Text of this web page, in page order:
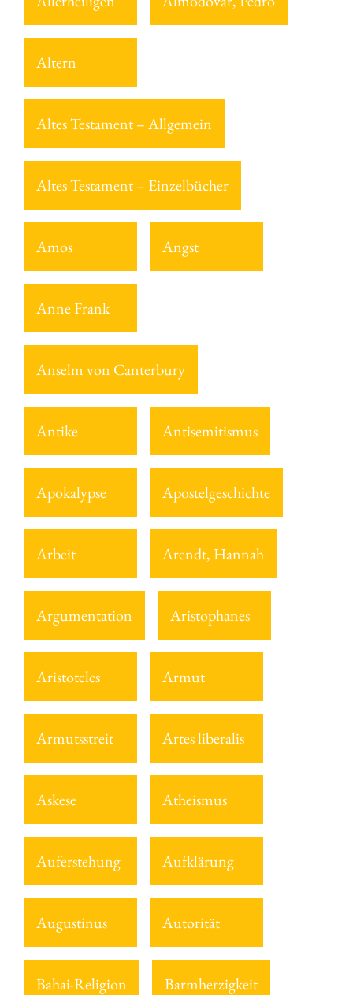
Altern
Altes Testament – Allgemein
Altes Testament – Einzelbücher
Amos Angst
Anne Frank
Anselm von Canterbury
Antike Antisemitismus
Apokalypse Apostelgeschichte
Arbeit Arendt, Hannah
Argumentation Aristophanes
Aristoteles Armut
Armutsstreit Artes liberalis
Askese Atheismus
Auferstehung Aufklärung
Augustinus Autorität
Bahai-Religion Barmherzigkeit